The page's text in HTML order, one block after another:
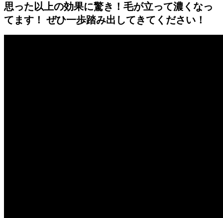
思った以上の効果に驚き！毛が立って濃くなっ
てます！ ぜひ一歩踏み出してきてください！